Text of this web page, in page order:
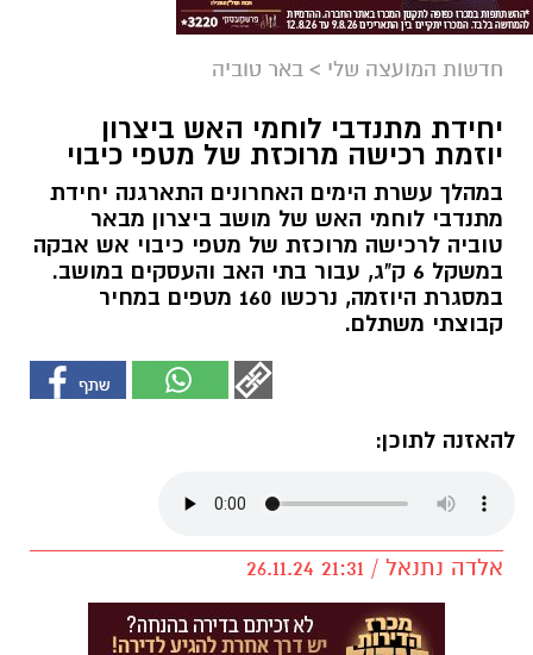
חדשות המועצה שלי > באר טוביה
יחידת מתנדבי לוחמי האש ביצרון
יוזמת רכישה מרוכזת של מטפי כיבוי
במהלך עשרת הימים האחרונים התארגנה יחידת
מתנדבי לוחמי האש של מושב ביצרון מבאר
טוביה לרכישה מרוכזת של מטפי כיבוי אש אבקה
במשקל 6 ק"ג, עבור בתי האב והעסקים במושב.
במסגרת היוזמה, נרכשו 160 מטפים במחיר
קבוצתי משתלם.
להאזנה לתוכן:
אלדה נתנאל / 21:31 26.11.24